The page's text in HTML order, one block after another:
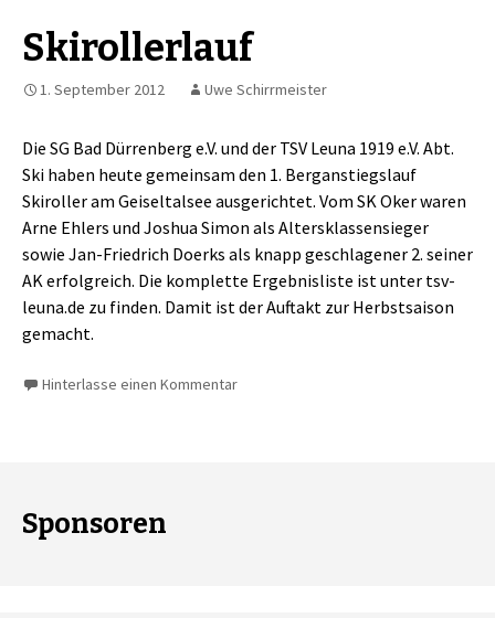
Skirollerlauf
1. September 2012 Uwe Schirrmeister
Die SG Bad Dürrenberg e.V. und der TSV Leuna 1919 e.V. Abt.
Ski haben heute gemeinsam den 1. Berganstiegslauf
Skiroller am Geiseltalsee ausgerichtet. Vom SK Oker waren
Arne Ehlers und Joshua Simon als Altersklassensieger
sowie Jan-Friedrich Doerks als knapp geschlagener 2. seiner
AK erfolgreich. Die komplette Ergebnisliste ist unter tsv-
leuna.de zu finden. Damit ist der Auftakt zur Herbstsaison
gemacht.
Hinterlasse einen Kommentar
Sponsoren